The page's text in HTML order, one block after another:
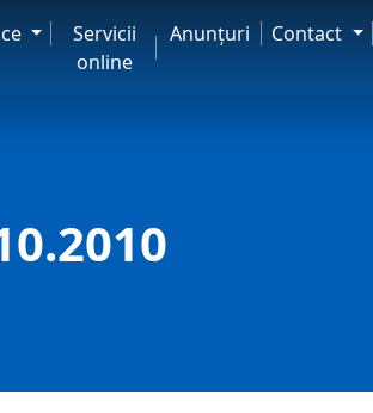
Servicii
online
Anunţuri Contact